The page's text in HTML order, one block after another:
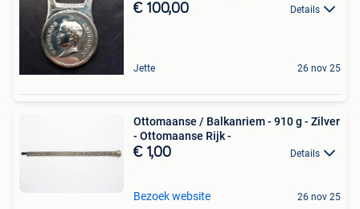
€ 100,00 Details
Jette 26 nov 25
Ottomaanse / Balkanriem - 910 g - Zilver
- Ottomaanse Rijk -
€ 1,00 Details
Bezoek website 26 nov 25